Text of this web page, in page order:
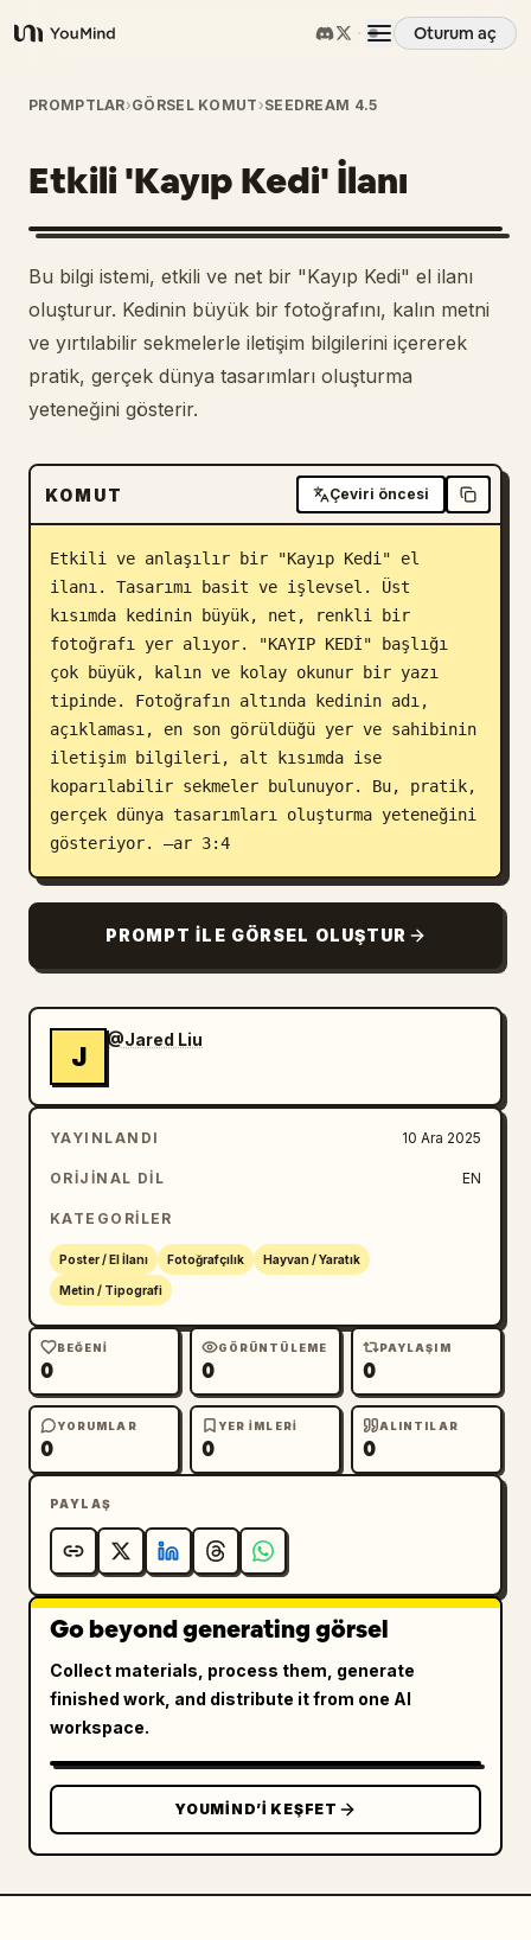
YouMind
Oturum aç
Genel Bakış
Kullanım Senaryoları
İstemler
Fiyatlandırma
İndir
Blog
Güncellemeler
PROMPTLAR›GÖRSEL KOMUT ›SEEDREAM 4.5
Etkili 'Kayıp Kedi' İlanı
Bu bilgi istemi, etkili ve net bir "Kayıp Kedi" el ilanı
oluşturur. Kedinin büyük bir fotoğrafını, kalın metni
ve yırtılabilir sekmelerle iletişim bilgilerini içererek
pratik, gerçek dünya tasarımları oluşturma
yeteneğini gösterir.
KOMUT Çeviri öncesi
Etkili ve anlaşılır bir "Kayıp Kedi" el
ilanı. Tasarımı basit ve işlevsel. Üst
kısımda kedinin büyük, net, renkli bir
fotoğrafı yer alıyor. "KAYIP KEDİ" başlığı
çok büyük, kalın ve kolay okunur bir yazı
tipinde. Fotoğrafın altında kedinin adı,
açıklaması, en son görüldüğü yer ve sahibinin
iletişim bilgileri, alt kısımda ise
koparılabilir sekmeler bulunuyor. Bu, pratik,
gerçek dünya tasarımları oluşturma yeteneğini
gösteriyor. –ar 3:4
PROMPT ILE GÖRSEL OLUŞTUR
J
@Jared Liu
YAYINLANDI 10 Ara 2025
ORIJINAL DIL EN
KATEGORILER
Poster / El İlanı Fotoğrafçılık Hayvan / Yaratık
Metin / Tipografi
BEĞENI
0
GÖRÜNTÜLEME
0
PAYLAŞIM
0
YORUMLAR
0
YER IMLERI
0
ALINTILAR
0
PAYLAŞ
Go beyond generating görsel
Collect materials, process them, generate
finished work, and distribute it from one AI
workspace.
YOUMIND’I KEŞFET